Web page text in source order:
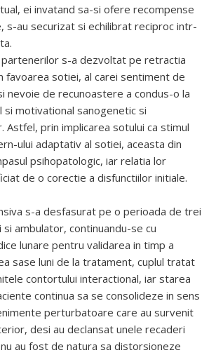
ei invatand sa-si ofere recompense
s-au securizat si echilibrat reciproc intr-
s-a dezvoltat pe retractia
favoarea sotiei, al carei sentiment de
nevoie de recunoastere a condus-o la
si motivational sanogenetic si
Astfel, prin implicarea sotului ca stimul
ului adaptativ al sotiei, aceasta din
psihopatologic, iar relatia lor
de o corectie a disfunctiilor initiale.
s-a desfasurat pe o perioada de trei
si ambulator, continuandu-se cu
lunare pentru validarea in timp a
sase luni de la tratament, cuplul tratat
contortului interactional, iar starea
continua sa se consolideze in sens
perturbatoare care au survenit
desi au declansat unele recaderi
au fost de natura sa distorsioneze